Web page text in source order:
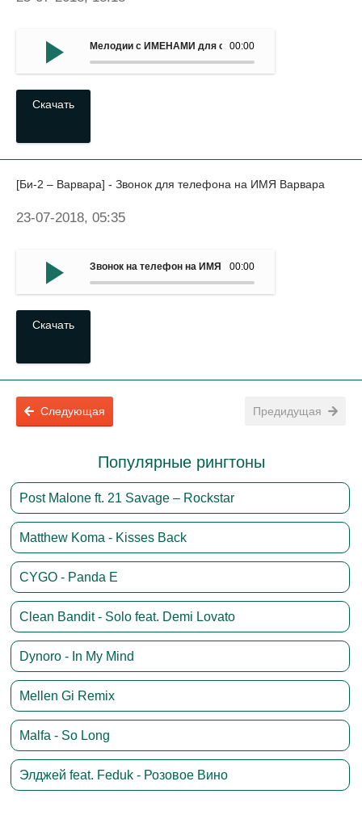
00:00
Мелодии с ИМЕНАМИ для смартфона - ИМЕННОЙ
Скачать
[Би-2 – Варвара] - Звонок для телефона на ИМЯ Варвара
23-07-2018, 05:35
00:00
Звонок на телефон на ИМЯ Варвара - (Би-2 – Варвара)
Скачать
Предидущая
Следующая
Популярные рингтоны
Post Malone ft. 21 Savage – Rockstar
Matthew Koma - Kisses Back
CYGO - Panda E
Clean Bandit - Solo feat. Demi Lovato
Dynoro - In My Mind
Mellen Gi Remix
Malfa - So Long
Элджей feat. Feduk - Розовое Вино